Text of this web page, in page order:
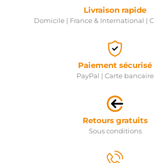
Livraison rapide
Domicile | France & International |
Paiement sécurisé
PayPal | Carte bancaire
Retours gratuits
Sous conditions